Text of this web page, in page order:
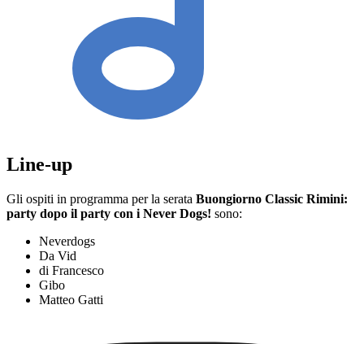
Line-up
Gli ospiti in programma per la serata Buongiorno Classic Rimini:
party dopo il party con i Never Dogs! sono:
Neverdogs
Da Vid
di Francesco
Gibo
Matteo Gatti